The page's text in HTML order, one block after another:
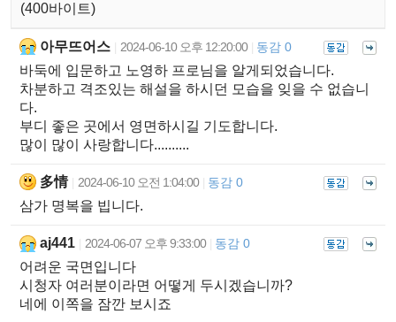
(400바이트)
아무뜨어스 2024-06-10 오후 12:20:00 동감 0
바둑에 입문하고 노영하 프로님을 알게되었습니다.
차분하고 격조있는 해설을 하시던 모습을 잊을 수 없습니
다.
부디 좋은 곳에서 영면하시길 기도합니다.
많이 많이 사랑합니다..........
多情 2024-06-10 오전 1:04:00 동감 0
삼가 명복을 빕니다.
aj441 2024-06-07 오후 9:33:00 동감 0
어려운 국면입니다
시청자 여러분이라면 어떻게 두시겠습니까?
네에 이쪽을 잠깐 보시죠